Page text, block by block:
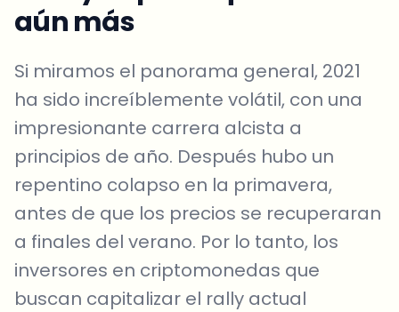
aún más
Si miramos el panorama general, 2021
ha sido increíblemente volátil, con una
impresionante carrera alcista a
principios de año. Después hubo un
repentino colapso en la primavera,
antes de que los precios se recuperaran
a finales del verano. Por lo tanto, los
inversores en criptomonedas que
buscan capitalizar el rally actual